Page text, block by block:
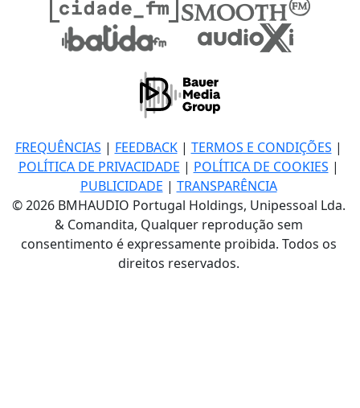
FREQUÊNCIAS | FEEDBACK| TERMOS E CONDIÇÕES |
POLÍTICA DE PRIVACIDADE | POLÍTICA DE COOKIES |
PUBLICIDADE | TRANSPARÊNCIA
© 2026 BMHAUDIO Portugal Holdings, Unipessoal Lda.
& Comandita, Qualquer reprodução sem
consentimento é expressamente proibida. Todos os
direitos reservados.